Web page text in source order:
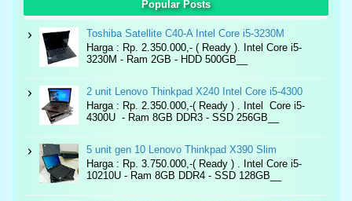
Popular Posts
Toshiba Satellite C40-A Intel Core i5-3230M
Harga : Rp. 2.350.000,- ( Ready ). Intel Core i5-
3230M - Ram 2GB - HDD 500GB__
2 unit Lenovo Thinkpad X240 Intel Core i5-4300
Harga : Rp. 2.350.000,-( Ready ) . Intel Core i5-
4300U - Ram 8GB DDR3 - SSD 256GB__
5 unit gen 10 Lenovo Thinkpad X390 Slim
Harga : Rp. 3.750.000,-( Ready ) . Intel Core i5-
10210U - Ram 8GB DDR4 - SSD 128GB__